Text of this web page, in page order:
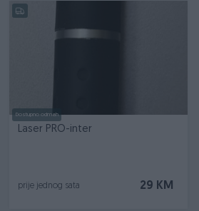
Dostupno odmah
Laser PRO-inter
29 KM
prije jednog sata